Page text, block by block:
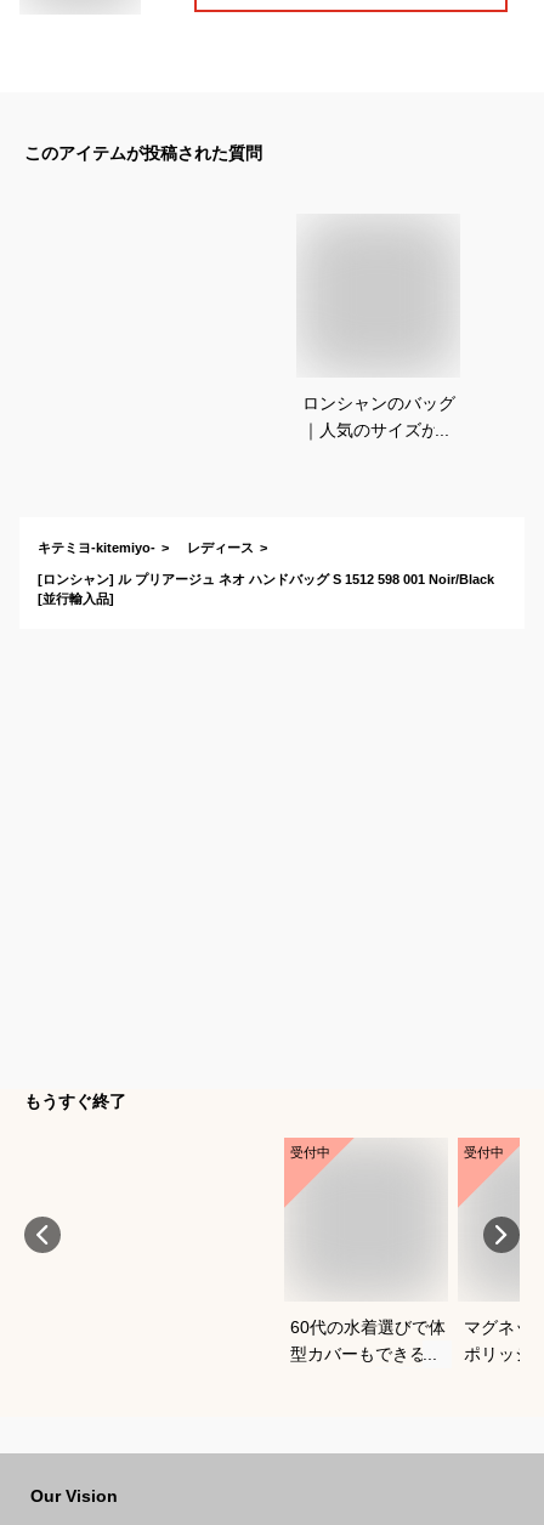
このアイテムが投稿された質問
ロンシャンのバッグ
｜人気のサイズが知
キテミヨ-kitemiyo- レディース
[ロンシャン] ル プリアージュ ネオ ハンドバッグ S 1512 598 001 Noir/Black
[並行輸入品]
もうすぐ終了
受付中
60代の水着選びで体
型カバーもできるお
受付中
マグネッ
ポリッシ
Our Vision